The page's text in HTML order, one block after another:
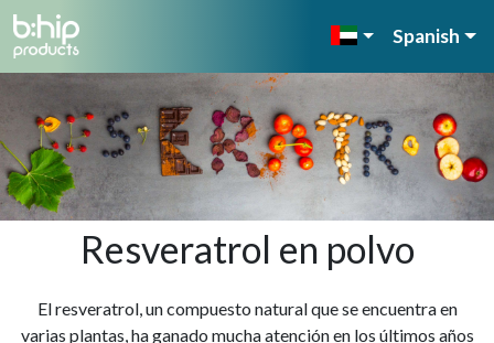
Spanish
Resveratrol en polvo
El resveratrol, un compuesto natural que se encuentra en
varias plantas, ha ganado mucha atención en los últimos años